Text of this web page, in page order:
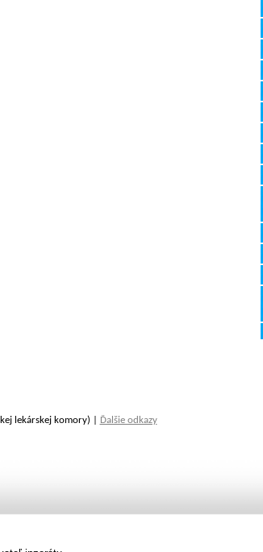
lekárskej komory) | Ďalšie odkazy